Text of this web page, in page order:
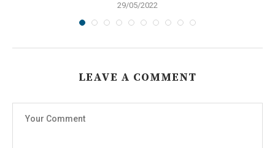
29/05/2022
LEAVE A COMMENT